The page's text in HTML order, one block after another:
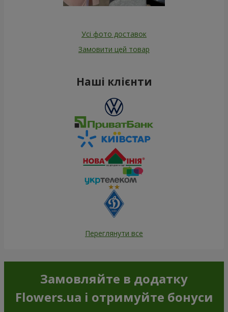
Усі фото доставок
Замовити цей товар
Наші клієнти
Переглянути все
Замовляйте в додатку
Flowers.ua і отримуйте бонуси